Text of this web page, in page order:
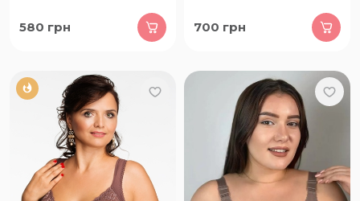
580 грн 700 грн